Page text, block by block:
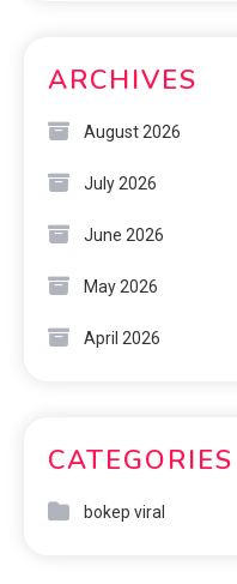
ARCHIVES
August 2026
July 2026
June 2026
May 2026
April 2026
CATEGORIES
bokep viral